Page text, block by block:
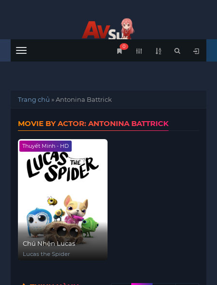
Menu
0
Trang chủ »Antonina Battrick
MOVIE BY ACTOR: ANTONINA BATTRICK
Thuyết Minh - HD
Chú Nhện Lucas
Lucas the Spider